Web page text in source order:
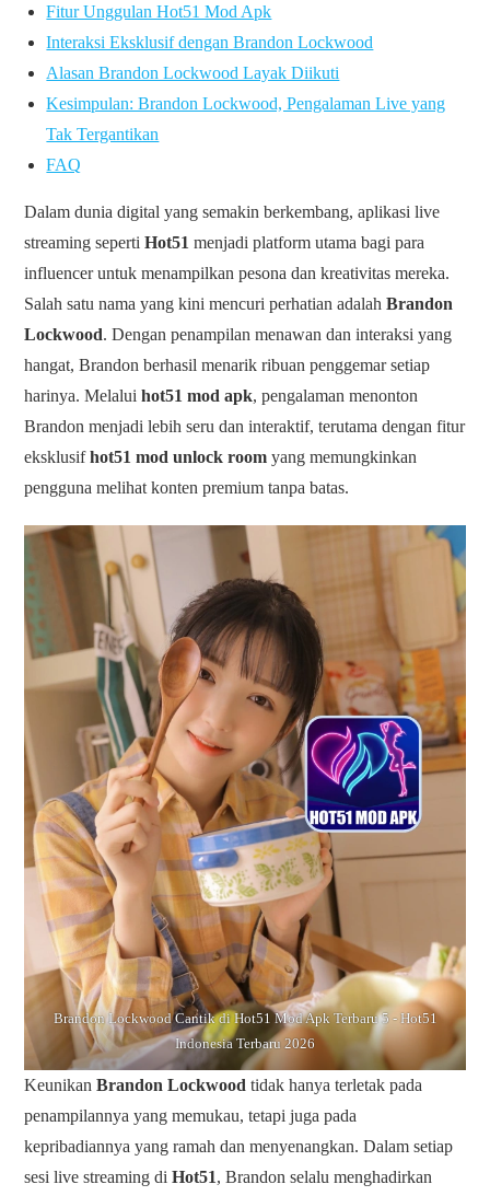
Fitur Unggulan Hot51 Mod Apk
Interaksi Eksklusif dengan Brandon Lockwood
Alasan Brandon Lockwood Layak Diikuti
Kesimpulan: Brandon Lockwood, Pengalaman Live yang
Tak Tergantikan
FAQ
Dalam dunia digital yang semakin berkembang, aplikasi live
streaming sepertiHot51 menjadi platform utama bagi para
influencer untuk menampilkan pesona dan kreativitas mereka.
Salah satu nama yang kini mencuri perhatian adalahBrandon
Lockwood. Dengan penampilan menawan dan interaksi yang
hangat, Brandon berhasil menarik ribuan penggemar setiap
harinya. Melaluihot51 mod apk, pengalaman menonton
Brandon menjadi lebih seru dan interaktif, terutama dengan fitur
eksklusifhot51 mod unlock room yang memungkinkan
pengguna melihat konten premium tanpa batas.
Brandon Lockwood Cantik di Hot51 Mod Apk Terbaru 5 - Hot51
Indonesia Terbaru 2026
KeunikanBrandon Lockwood tidak hanya terletak pada
penampilannya yang memukau, tetapi juga pada
kepribadiannya yang ramah dan menyenangkan. Dalam setiap
sesi live streaming diHot51, Brandon selalu menghadirkan